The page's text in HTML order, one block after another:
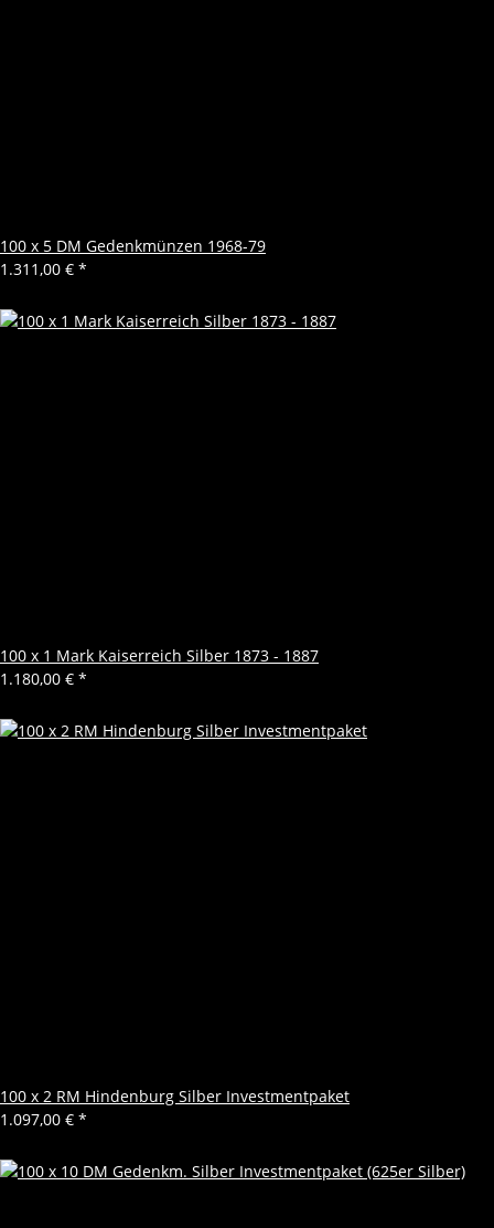
100 x 5 DM Gedenkmünzen 1968-79
1.311,00 € *
100 x 1 Mark Kaiserreich Silber 1873 - 1887
1.180,00 € *
100 x 2 RM Hindenburg Silber Investmentpaket
1.097,00 € *